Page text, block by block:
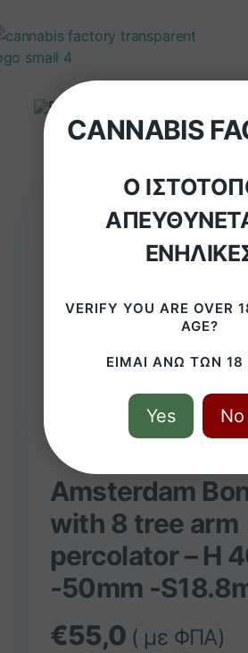
CANNABIS
Ο
VERIFY YOU ARE OVER
AGE?
ΕΊΜΑΙ ΆΝΩ ΤΩΝ
Yes No
Amsterdam
with 8 tree arm
percolator – H
-50mm -
€55,0 ( με ΦΠΑ)